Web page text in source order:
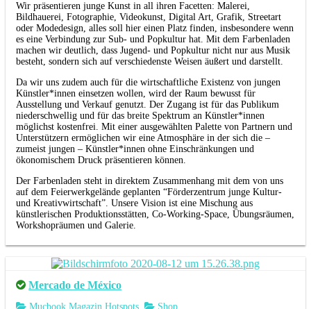
Wir präsentieren junge Kunst in all ihren Facetten: Malerei,
Bildhauerei, Fotographie, Videokunst, Digital Art, Grafik, Streetart
oder Modedesign, alles soll hier einen Platz finden, insbesondere wenn
es eine Verbindung zur Sub- und Popkultur hat. Mit dem Farbenladen
machen wir deutlich, dass Jugend- und Popkultur nicht nur aus Musik
besteht, sondern sich auf verschiedenste Weisen äußert und darstellt.
Da wir uns zudem auch für die wirtschaftliche Existenz von jungen
Künstler*innen einsetzen wollen, wird der Raum bewusst für
Ausstellung und Verkauf genutzt. Der Zugang ist für das Publikum
niederschwellig und für das breite Spektrum an Künstler*innen
möglichst kostenfrei. Mit einer ausgewählten Palette von Partnern und
Unterstützern ermöglichen wir eine Atmosphäre in der sich die –
zumeist jungen – Künstler*innen ohne Einschränkungen und
ökonomischem Druck präsentieren können.
Der Farbenladen steht in direktem Zusammenhang mit dem von uns
auf dem Feierwerkgelände geplanten “Förderzentrum junge Kultur-
und Kreativwirtschaft”. Unsere Vision ist eine Mischung aus
künstlerischen Produktionsstätten, Co-Working-Space, Übungsräumen,
Workshopräumen und Galerie.
Mercado de México
Mucbook Magazin Hotspots Shop